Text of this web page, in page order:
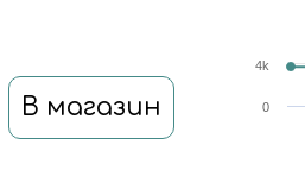
В магазин 0
4k